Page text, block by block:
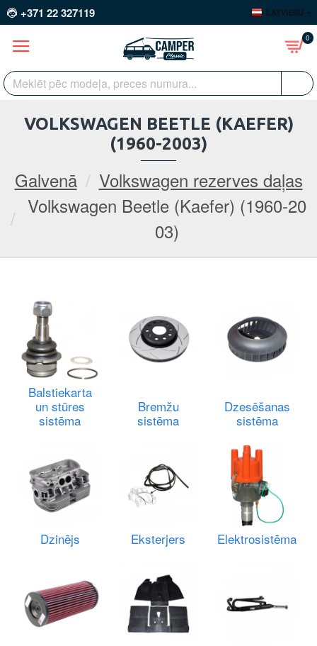
+371 22 327119 LATVIEŠU
0
Galvenā
Volkswagen rezerves daļas
Volkswagen Beetle (Kaefer) (1960-20
03)
VOLKSWAGEN BEETLE (KAEFER)
(1960-2003)
Balstiekarta
un stūres
sistēma
Bremžu
sistēma
Dzesēšanas
sistēma
Dzinējs Eksterjers Elektrosistēma